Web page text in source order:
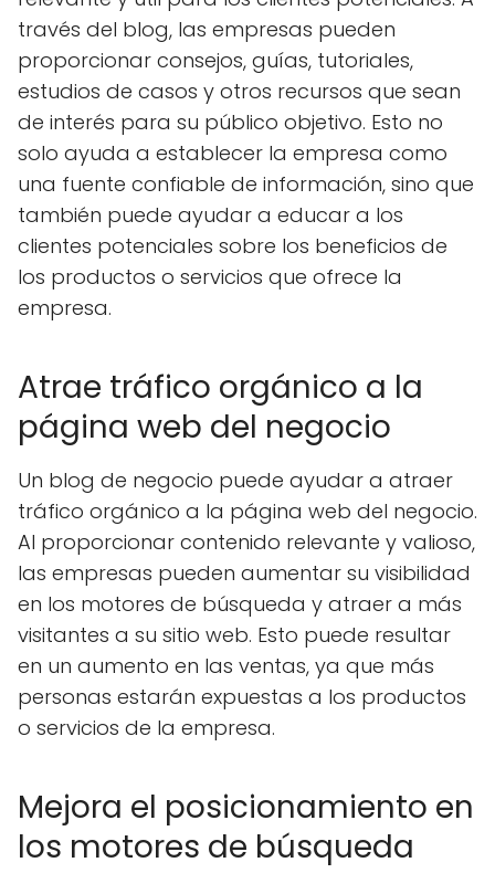
través del blog, las empresas pueden
proporcionar consejos, guías, tutoriales,
estudios de casos y otros recursos que sean
de interés para su público objetivo. Esto no
solo ayuda a establecer la empresa como
una fuente confiable de información, sino que
también puede ayudar a educar a los
clientes potenciales sobre los beneficios de
los productos o servicios que ofrece la
empresa.
Atrae tráfico orgánico a la
página web del negocio
Un blog de negocio puede ayudar a atraer
tráfico orgánico a la página web del negocio.
Al proporcionar contenido relevante y valioso,
las empresas pueden aumentar su visibilidad
en los motores de búsqueda y atraer a más
visitantes a su sitio web. Esto puede resultar
en un aumento en las ventas, ya que más
personas estarán expuestas a los productos
o servicios de la empresa.
Mejora el posicionamiento en
los motores de búsqueda